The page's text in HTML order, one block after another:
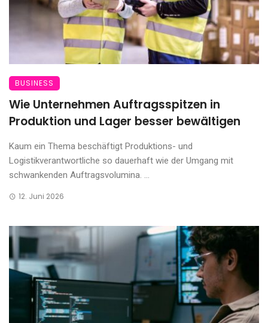
BUSINESS
Wie Unternehmen Auftragsspitzen in
Produktion und Lager besser bewältigen
Kaum ein Thema beschäftigt Produktions- und
Logistikverantwortliche so dauerhaft wie der Umgang mit
schwankenden Auftragsvolumina. ...
12. Juni 2026